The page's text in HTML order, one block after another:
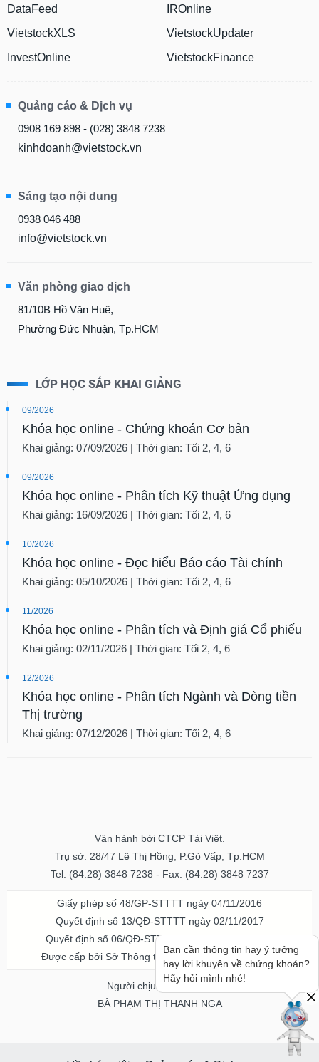
DataFeed
VietstockXLS
InvestOnline
IROnline
VietstockUpdater
VietstockFinance
Quảng cáo & Dịch vụ
0908 169 898 - (028) 3848 7238
kinhdoanh@vietstock.vn
Sáng tạo nội dung
0938 046 488
info@vietstock.vn
Văn phòng giao dịch
81/10B Hồ Văn Huê,
Phường Đức Nhuận, Tp.HCM
LỚP HỌC SẮP KHAI GIẢNG
09/2026
Khóa học online - Chứng khoán Cơ bản
Khai giảng: 07/09/2026 | Thời gian: Tối 2, 4, 6
09/2026
Khóa học online - Phân tích Kỹ thuật Ứng dụng
Khai giảng: 16/09/2026 | Thời gian: Tối 2, 4, 6
10/2026
Khóa học online - Đọc hiểu Báo cáo Tài chính
Khai giảng: 05/10/2026 | Thời gian: Tối 2, 4, 6
11/2026
Khóa học online - Phân tích và Định giá Cổ phiếu
Khai giảng: 02/11/2026 | Thời gian: Tối 2, 4, 6
12/2026
Khóa học online - Phân tích Ngành và Dòng tiền
Thị trường
Khai giảng: 07/12/2026 | Thời gian: Tối 2, 4, 6
Vận hành bởi CTCP Tài Việt.
Trụ sở: 28/47 Lê Thị Hồng, P.Gò Vấp, Tp.HCM
Tel: (84.28) 3848 7238 - Fax: (84.28) 3848 7237
Giấy phép số 48/GP-STTTT ngày 04/11/2016
Quyết định số 13/QĐ-STTTT ngày 02/11/2017
Quyết định số 06/QĐ-STTTT-ICP ngày 20/07/2023
Được cấp bởi Sở Thông tin và Truyền thông TPHCM
Người chịu trách nhiệm
BÀ PHẠM THỊ THANH NGA
Bạn cần thông tin hay ý tưởng
hay lời khuyên về chứng khoán?
Hãy hỏi mình nhé!